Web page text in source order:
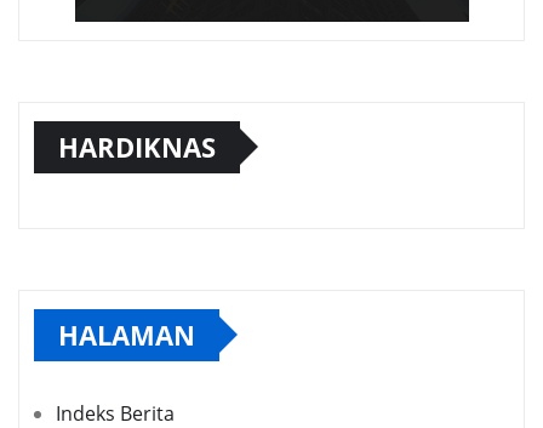
HARDIKNAS
HALAMAN
Indeks Berita